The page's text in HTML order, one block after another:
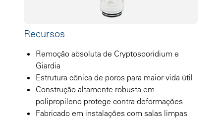
Recursos
Remoção absoluta de Cryptosporidium e
Giardia
Estrutura cônica de poros para maior vida útil
Construção altamente robusta em
polipropileno protege contra deformações
Fabricado em instalações com salas limpas